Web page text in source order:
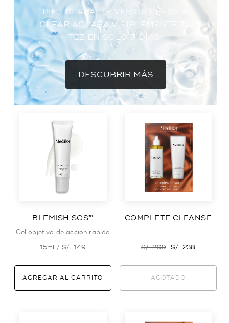
PIEL CLARA, TE VEMOS PRESS &
CLEAR ACLARA VISIBLEMENTE TU
TEZ EN SOLO 7 DÍAS*
DESCUBRIR MÁS
BLEMISH SOS™
Gel objetivo de acción rápida
15ml / S/. 149
AGREGAR AL CARRITO
COMPLETE CLEANSE
S/. 299 S/. 238
AGOTADO